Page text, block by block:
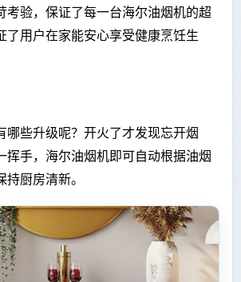
考验，保证了每一台海尔油烟机的超
了用户在家能安心享受健康烹饪生
哪些升级呢？开火了才发现忘开烟
挥手，海尔油烟机即可自动根据油烟
厨房清新。